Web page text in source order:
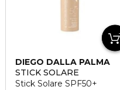
DIEGO DALLA PALMA
STICK SOLARE
Stick Solare SPF50+